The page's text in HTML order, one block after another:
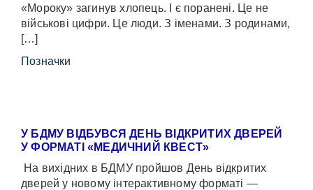
«Мороку» загинув хлопець. І є поранені. Це не
військові цифри. Це люди. З іменами. З родинами,
[…]
Позначки
У БДМУ ВІДБУВСЯ ДЕНЬ ВІДКРИТИХ ДВЕРЕЙ
У ФОРМАТІ «МЕДИЧНИЙ КВЕСТ»
На вихідних в БДМУ пройшов День відкритих
дверей у новому інтерактивному форматі —